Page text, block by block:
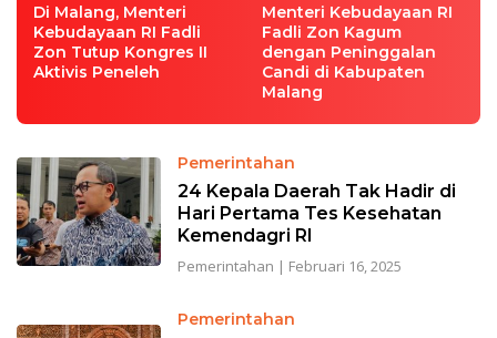
Di Malang, Menteri
Kebudayaan RI Fadli
Zon Tutup Kongres II
Aktivis Peneleh
Menteri Kebudayaan RI
Fadli Zon Kagum
dengan Peninggalan
Candi di Kabupaten
Malang
Pemerintahan
24 Kepala Daerah Tak Hadir di
Hari Pertama Tes Kesehatan
Kemendagri RI
Pemerintahan | Februari 16, 2025
Pemerintahan